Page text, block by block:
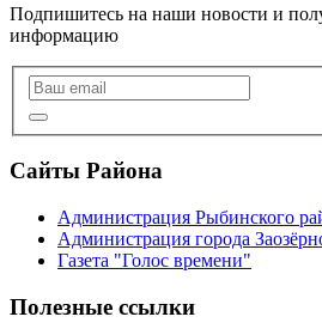
Подпишитесь на наши новости и
информацию
Сайты Района
Администрация Рыбинского
Администрация города
Газета "Голос времени"
Полезные ссылки